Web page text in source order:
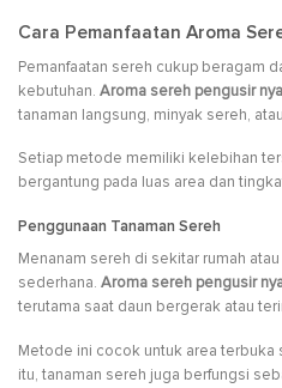
Cara Pemanfaatan Aroma
Pemanfaatan sereh cukup beragam
kebutuhan. Aroma sereh pengusir
tanaman langsung, minyak sereh,
Setiap metode memiliki kelebihan
bergantung pada luas area dan
Penggunaan Tanaman Sereh
Menanam sereh di sekitar rumah
sederhana. Aroma sereh pengusir
terutama saat daun bergerak atau
Metode ini cocok untuk area terbuka
itu, tanaman sereh juga berfungsi